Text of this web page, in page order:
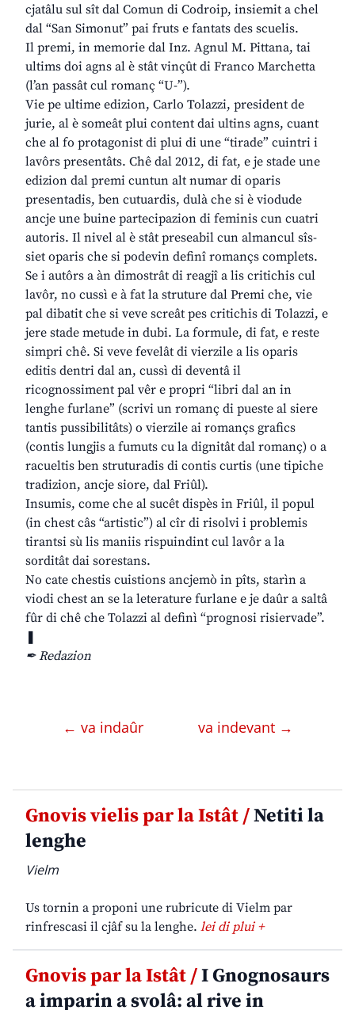
cjatâlu sul sît dal Comun di Codroip, insiemit a chel
dal “San Simonut” pai fruts e fantats des scuelis.
Il premi, in memorie dal Inz. Agnul M. Pittana, tai
ultims doi agns al è stât vinçût di Franco Marchetta
(l’an passât cul romanç “U-”).
Vie pe ultime edizion, Carlo Tolazzi, president de
jurie, al è someât plui content dai ultins agns, cuant
che al fo protagonist di plui di une “tirade” cuintri i
lavôrs presentâts. Chê dal 2012, di fat, e je stade une
edizion dal premi cuntun alt numar di oparis
presentadis, ben cutuardis, dulà che si è viodude
ancje une buine partecipazion di feminis cun cuatri
autoris. Il nivel al è stât preseabil cun almancul sîs-
siet oparis che si podevin definî romançs complets.
Se i autôrs a àn dimostrât di reagjî a lis critichis cul
lavôr, no cussì e à fat la struture dal Premi che, vie
pal dibatit che si veve screât pes critichis di Tolazzi, e
jere stade metude in dubi. La formule, di fat, e reste
simpri chê. Si veve fevelât di vierzile a lis oparis
editis dentri dal an, cussì di deventâ il
ricognossiment pal vêr e propri “libri dal an in
lenghe furlane” (scrivi un romanç di pueste al siere
tantis pussibilitâts) o vierzile ai romançs grafics
(contis lungjis a fumuts cu la dignitât dal romanç) o a
racueltis ben struturadis di contis curtis (une tipiche
tradizion, ancje siore, dal Friûl).
Insumis, come che al sucêt dispès in Friûl, il popul
(in chest câs “artistic”) al cîr di risolvi i problemis
tirantsi sù lis maniis rispuindint cul lavôr a la
sorditât dai sorestans.
No cate chestis cuistions ancjemò in pîts, starìn a
viodi chest an se la leterature furlane e je daûr a saltâ
fûr di chê che Tolazzi al definì “prognosi risiervade”.
✒ Redazion
← va indaûr va indevant →
Gnovis vielis par la Istât /Netiti la
lenghe
Vielm
Us tornin a proponi une rubricute di Vielm par
rinfrescasi il cjâf su la lenghe. lei di plui +
Gnovis par la Istât /I Gnognosaurs
a imparin a svolâ: al rive in